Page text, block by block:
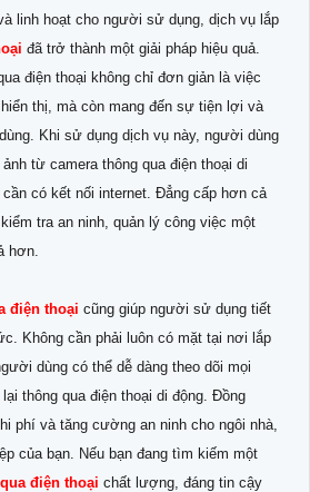
linh hoạt cho người sử dụng, dịch vụ lắp
đã trở thành một giải pháp hiệu quả.
điện thoại không chỉ đơn giản là việc
thị, mà còn mang đến sự tiện lợi và
Khi sử dụng dịch vụ này, người dùng
từ camera thông qua điện thoại di
có kết nối internet. Đẳng cấp hơn cả
tra an ninh, quản lý công việc một
hơn.
điện thoại cũng giúp người sử dụng tiết
Không cần phải luôn có mặt tại nơi lắp
dùng có thể dễ dàng theo dõi mọi
thông qua điện thoại di động. Đồng
phí và tăng cường an ninh cho ngôi nhà,
của bạn. Nếu bạn đang tìm kiếm một
điện thoại chất lượng, đáng tin cậy